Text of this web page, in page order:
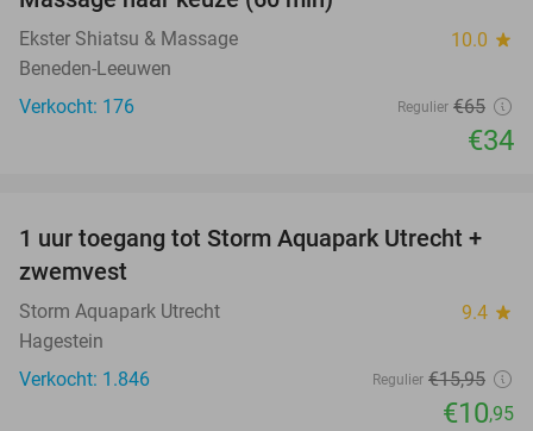
Ekster Shiatsu & Massage 10.0 star
Beneden-Leeuwen
Verkocht: 176
Regulier €65
€34
31%
1 uur toegang tot Storm Aquapark Utrecht +
zwemvest
Storm Aquapark Utrecht 9.4 star
Hagestein
Verkocht: 1.846
Regulier €15,95
€10,95